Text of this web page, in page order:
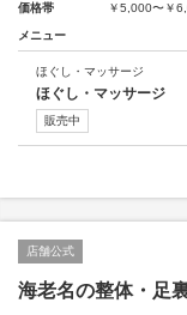
価格帯
￥5,000〜￥
メニュー
ほぐし・マッサージ
ほぐし・マッサージ
販売中
店舗公式
海老名の整体・足